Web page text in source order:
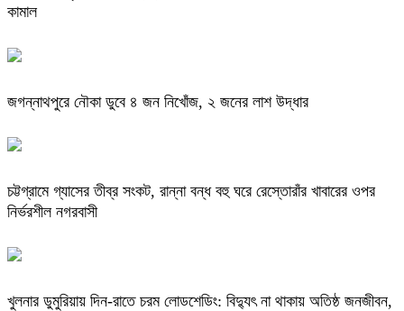
কামাল
জগন্নাথপুরে নৌকা ডুবে ৪ জন নিখোঁজ, ২ জনের লাশ উদ্ধার
চট্টগ্রামে গ্যাসের তীব্র সংকট, রান্না বন্ধ বহু ঘরে রেস্তোরাঁর খাবারের ওপর
নির্ভরশীল নগরবাসী
খুলনার ডুমুরিয়ায় দিন-রাতে চরম লোডশেডিং: বিদ্যুৎ না থাকায় অতিষ্ঠ জনজীবন,